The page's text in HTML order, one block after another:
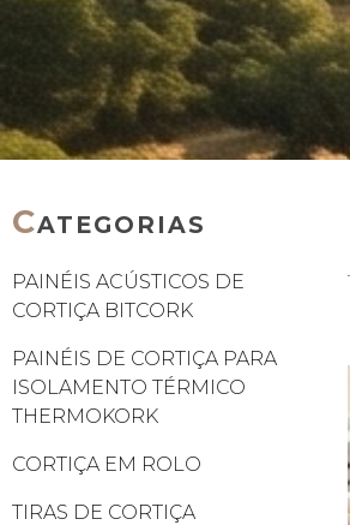
CATEGORIAS
PAINÉIS ACÚSTICOS DE
CORTIÇA BITCORK
PAINÉIS DE CORTIÇA PARA
ISOLAMENTO TÉRMICO
THERMOKORK
CORTIÇA EM ROLO
TIRAS DE CORTIÇA